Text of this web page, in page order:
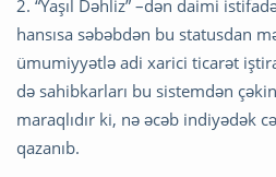
2. “Yaşıl Dəhliz” –dən daimi
hansısa səbəbdən bu statusdan
ümumiyyətlə adi xarici ticarət
də sahibkarları bu sistemdən
maraqlıdır ki, nə əcəb indiyədək
qazanıb.